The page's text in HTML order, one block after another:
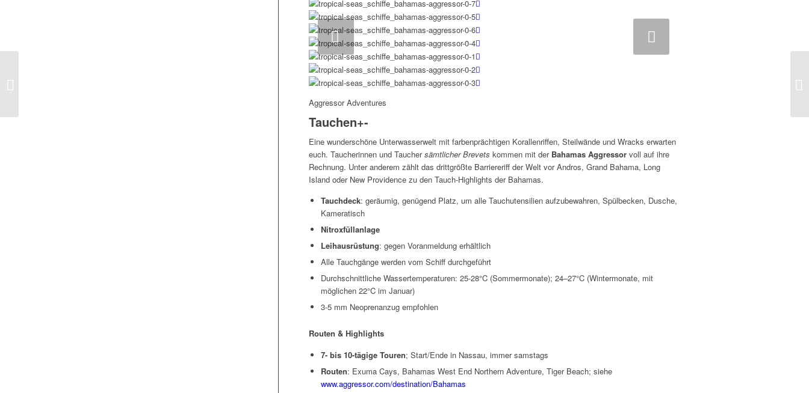
Aggressor Adventures
Tauchen+-
Eine wunderschöne Unterwasserwelt mit farbenprächtigen Korallenriffen, Steilwände und Wracks erwarten
euch. Taucherinnen und Tauchersämtlicher Brevets kommen mit der Bahamas Aggressorvoll auf ihre
Rechnung. Unter anderem zählt das drittgrößte Barriereriff der Welt vor Andros, Grand Bahama, Long
Island oder New Providence zu den Tauch-Highlights der Bahamas.
Tauchdeck: geräumig, genügend Platz, um alle Tauchutensilien aufzubewahren, Spülbecken, Dusche,
Kameratisch
Nitroxfüllanlage
Leihausrüstung: gegen Voranmeldung erhältlich
Alle Tauchgänge werden vom Schiff durchgeführt
Durchschnittliche Wassertemperaturen: 25-28°C (Sommermonate); 24–27°C (Wintermonate, mit
möglichen 22°C im Januar)
3-5 mm Neoprenanzug empfohlen
Routen & Highlights
7- bis 10-tägige Touren; Start/Ende in Nassau, immer samstags
Routen: Exuma Cays, Bahamas West End Northern Adventure, Tiger Beach; siehe
www.aggressor.com/destination/Bahamas